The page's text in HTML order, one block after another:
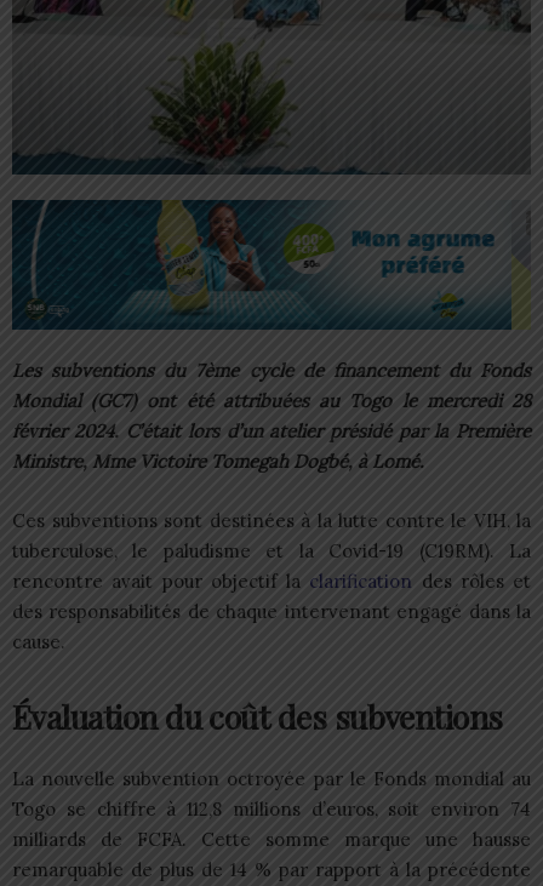
Les subventions du 7ème cycle de financement du Fonds
Mondial (GC7) ont été attribuées au Togo le mercredi 28
février 2024. C’était lors d’un atelier présidé par la Première
Ministre, Mme Victoire Tomegah Dogbé, à Lomé.
Ces subventions sont destinées à la lutte contre le VIH, la
tuberculose, le paludisme et la Covid-19 (C19RM). La
rencontre avait pour objectif la clarification des rôles et
des responsabilités de chaque intervenant engagé dans la
cause.
Évaluation du coût des subventions
La nouvelle subvention octroyée par le Fonds mondial au
Togo se chiffre à 112,8 millions d’euros, soit environ 74
milliards de FCFA. Cette somme marque une hausse
remarquable de plus de 14 % par rapport à la précédente